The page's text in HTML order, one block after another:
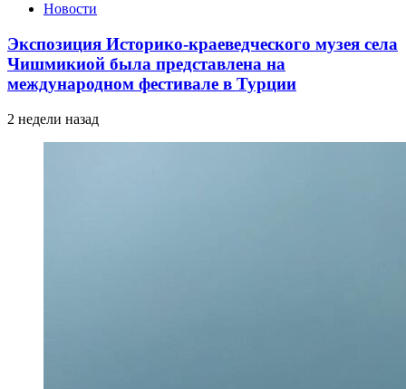
Новости
Экспозиция Историко-краеведческого музея села
Чишмикиой была представлена на
международном фестивале в Турции
2 недели назад